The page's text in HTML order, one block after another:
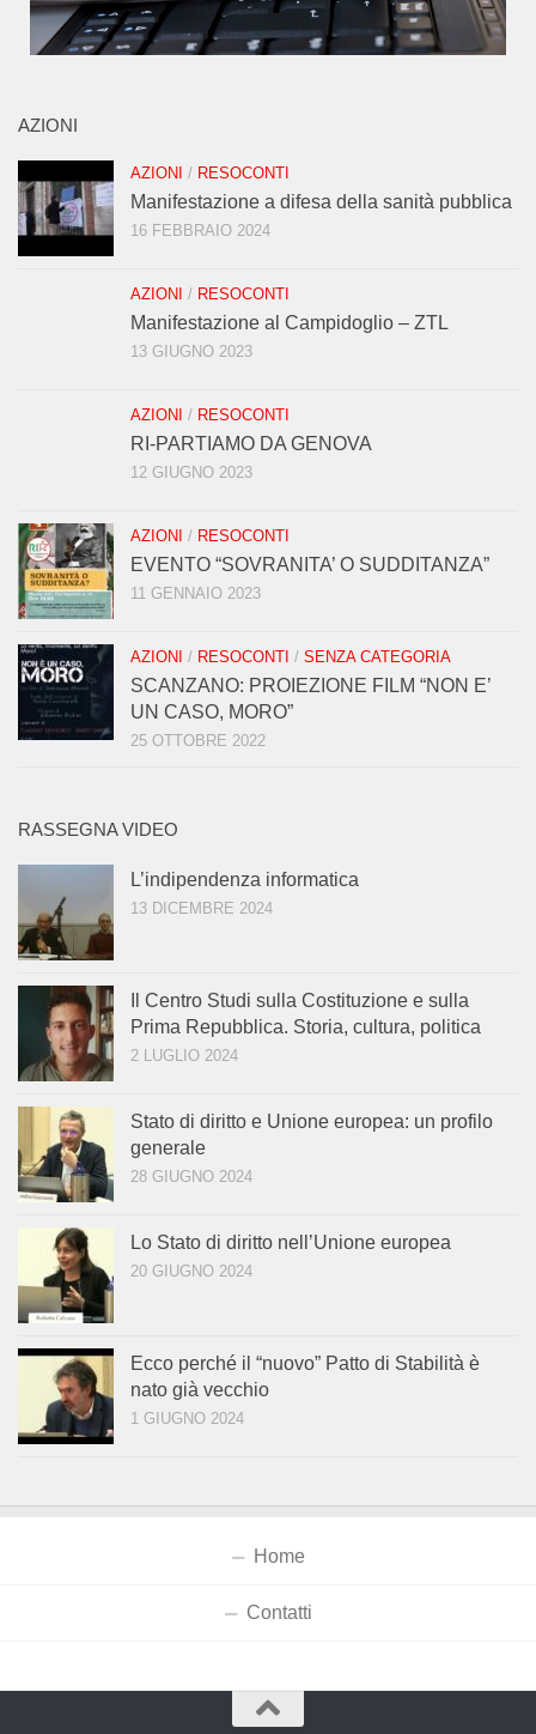
AZIONI
AZIONI / RESOCONTI
Manifestazione a difesa della sanità pubblica
16 FEBBRAIO 2024
AZIONI / RESOCONTI
Manifestazione al Campidoglio – ZTL
13 GIUGNO 2023
AZIONI / RESOCONTI
RI-PARTIAMO DA GENOVA
12 GIUGNO 2023
AZIONI / RESOCONTI
EVENTO “SOVRANITA’ O SUDDITANZA”
11 GENNAIO 2023
AZIONI / RESOCONTI / SENZA CATEGORIA
SCANZANO: PROIEZIONE FILM “NON E’
UN CASO, MORO”
25 OTTOBRE 2022
RASSEGNA VIDEO
L’indipendenza informatica
13 DICEMBRE 2024
Il Centro Studi sulla Costituzione e sulla
Prima Repubblica. Storia, cultura, politica
2 LUGLIO 2024
Stato di diritto e Unione europea: un profilo
generale
28 GIUGNO 2024
Lo Stato di diritto nell’Unione europea
20 GIUGNO 2024
Ecco perché il “nuovo” Patto di Stabilità è
nato già vecchio
1 GIUGNO 2024
Home
Contatti